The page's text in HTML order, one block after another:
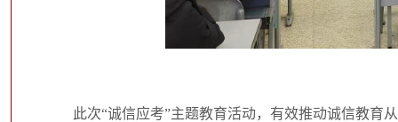
此次“诚信应考”主题教育活动，有效推动诚信教育